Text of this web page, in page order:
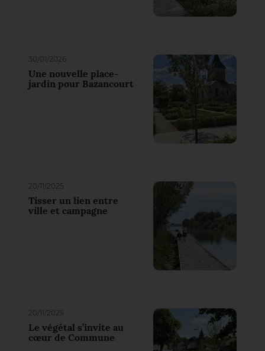
30/01/2026
Une nouvelle place-
jardin pour Bazancourt
20/11/2025
Tisser un lien entre
ville et campagne
20/11/2025
Le végétal s’invite au
cœur de Commune